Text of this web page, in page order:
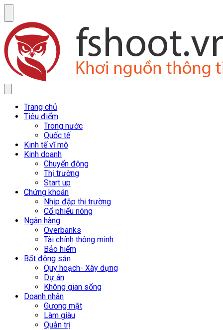
Trang chủ
Tiêu điểm
Trong nước
Quốc tế
Kinh tế vĩ mô
Kinh doanh
Chuyển động
Thị trường
Start up
Chứng khoán
Nhịp đập thị trường
Cổ phiếu nóng
Ngân hàng
Overbanks
Tài chính thông minh
Bảo hiểm
Bất động sản
Quy hoạch- Xây dựng
Dự án
Không gian sống
Doanh nhân
Gương mặt
Làm giàu
Quản trị